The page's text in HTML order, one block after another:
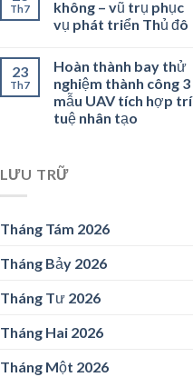
Th7
không – vũ trụ phục
vụ phát triển Thủ đô
23
Th7
Hoàn thành bay thử
nghiệm thành công 3
mẫu UAV tích hợp trí
tuệ nhân tạo
LƯU TRỮ
Tháng Tám 2026
Tháng Bảy 2026
Tháng Tư 2026
Tháng Hai 2026
Tháng Một 2026